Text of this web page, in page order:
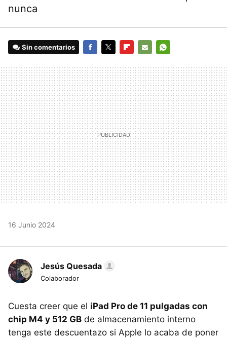
nunca
Sin comentarios
MAIL
16 Junio 2024
Jesús Quesada
Colaborador
Cuesta creer que el iPad Pro de 11 pulgadas con
chip M4 y 512 GB de almacenamiento interno
tenga este descuentazo si Apple lo acaba de poner